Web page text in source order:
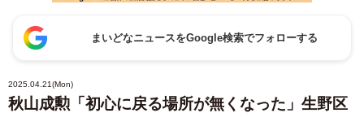
まいどなニュースをGoogle検索でフォローする
2025.04.21(Mon)
秋山成勲「初心に戻る場所が無くなった」生野区